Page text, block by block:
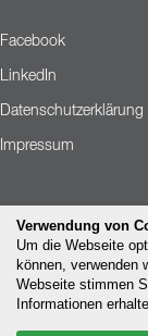
Facebook
LinkedIn
Datenschutzerklärung
Impressum
Verwendung von
Um die Webseite
können, verwenden
Webseite stimmen
Informationen